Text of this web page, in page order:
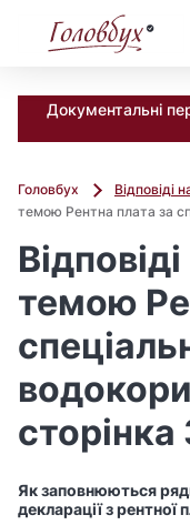
Документальні
Головбух Відповіді
темою Рентна плата за
темою
сторінка
Як заповнюються
декларації з рентної